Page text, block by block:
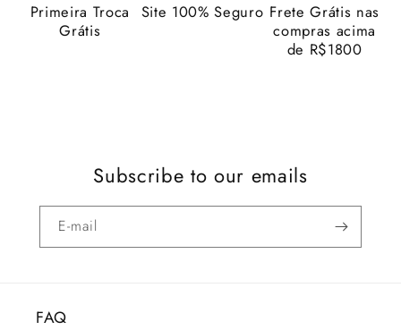
Primeira Troca
Grátis
Site 100% Seguro Frete Grátis nas
compras acima
de R$1800
Subscribe to our emails
E-mail
FAQ